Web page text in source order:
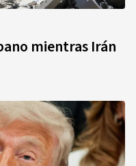
mientras Irán